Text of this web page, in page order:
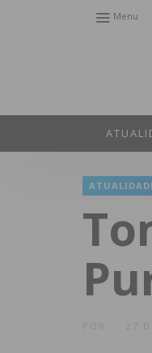
Menu
27